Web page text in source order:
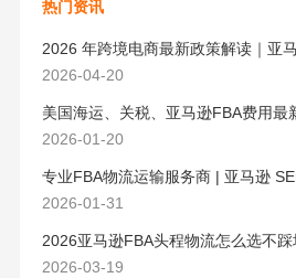
热门资讯
2026-04-20
2026-01-20
2026-01-31
2026-03-19